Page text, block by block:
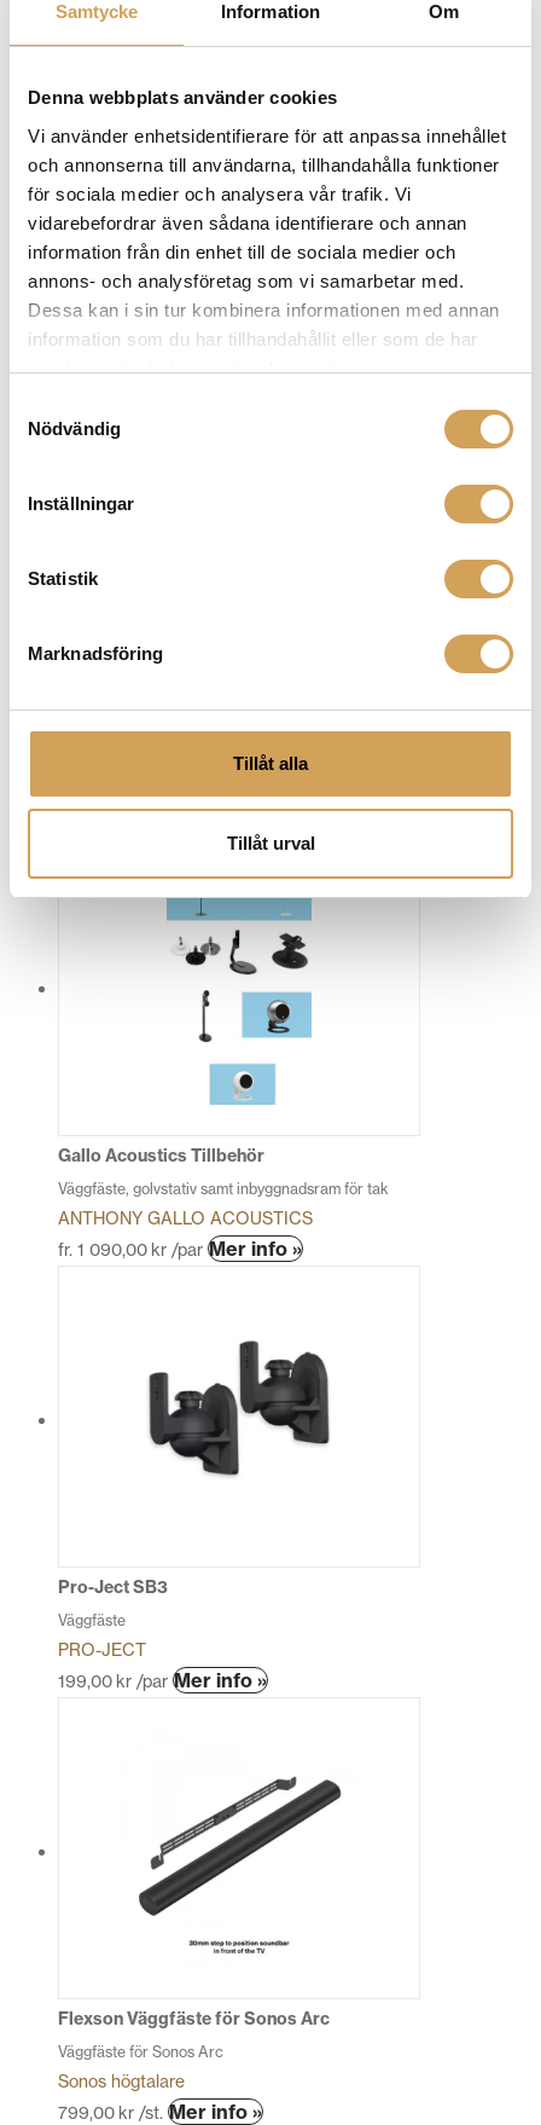
Samtycke Information Om
Denna webbplats använder cookies
Vi använder enhetsidentifierare för att anpassa innehållet
och annonserna till användarna, tillhandahålla funktioner
för sociala medier och analysera vår trafik. Vi
vidarebefordrar även sådana identifierare och annan
information från din enhet till de sociala medier och
annons- och analysföretag som vi samarbetar med.
Dessa kan i sin tur kombinera informationen med annan
information som du har tillhandahållit eller som de har
samlat in när du har använt deras tjänster.
Nödvändig
Inställningar
Statistik
Marknadsföring
Tillåt alla
Tillåt urval
Färg
Varumärke
Sonos högtalare
Upplev Sonos högtalare hos HiFi Experience - känt för
sina innovativa och trådlösa högtalare som ger en
imponerande ljudupplevelse i ditt hem. Utforska vårt
sortiment av Sonos högtalare, soundbars, subwoofers,
streamer och nätverksförstärkare som är speciellt
framtagna för att lyfta din musikupplevelse och ditt
hemmabiosystem. Den stora styrkan med Sonos är
strömmar din favoritmusik från olika källor och styr allt
smidigt via appen. Vare sig du är ute efter en diskret
högtalarstativ kommer Sonos fylla ditt hem med ett
Relaterade produkter
Gallo Acoustics Tillbehör
Väggfäste, golvstativ samt inbyggnadsram för tak
ANTHONY GALLO ACOUSTICS
fr. 1 090,00 kr /par Mer info »Den
flera
varianter.
De
olika
Pro-Ject SB3
Väggfäste
PRO-JECT
199,00 kr /par Mer info »Den
flera
varianter.
De
produktsidan
Flexson Väggfäste för Sonos Arc
Väggfäste för Sonos Arc
Sonos högtalare
799,00 kr /st. Mer info »Den